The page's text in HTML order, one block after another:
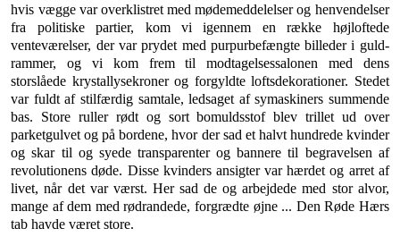
hvis vægge var overklistret med mødemeddelelser og henvendelser
fra politiske partier, kom vi igennem en række højloftede
venteværel­ser, der var prydet med purpurbefængte billeder i guld­
rammer, og vi kom frem til modtagelsessalonen med dens
storslåede krystallysekroner og forgyldte loftsdekorationer. Stedet
var fuldt af stilfærdig samtale, ledsa­get af symaskiners summende
bas. Store ruller rødt og sort bomuldsstof blev trillet ud over
parketgulvet og på bordene, hvor der sad et halvt hundrede kvinder
og skar til og syede transparenter og bannere til begravel­sen af
revolutionens døde. Disse kvinders ansigter var hærdet og arret af
livet, når det var værst. Her sad de og arbejdede med stor alvor,
mange af dem med rød­randede, forgrædte øjne ... Den Røde Hærs
tab havde været store.